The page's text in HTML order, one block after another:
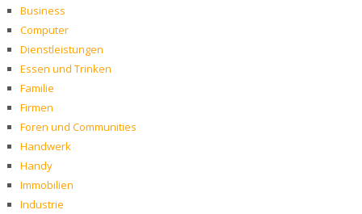
Business
Computer
Dienstleistungen
Essen und Trinken
Familie
Firmen
Foren und Communities
Handwerk
Handy
Immobilien
Industrie